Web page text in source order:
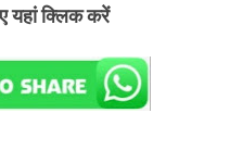
यहां क्लिक करें